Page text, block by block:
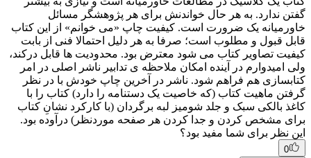
گفتن ندارد. به هر حال خواندنش برای هر پژوهشگر مسائل
خاورمیانه یک ضرورت است. کیفیت چاپ «می خوانم» از این کتاب
قابل قبول و مطلوب است؛ صرفا به هر دلیل احتمالا فنی از بابت
کیفیت تصاویر کتاب می شود معترض بود. محدودیت ها قابل درکند،
ولی امیدوارم در آینده امکان ملاحظه ی تدابیر ناشر اصلی در امر
کتابسازی هم فراهم شود. ناشر در آخرین چاپ خودش با در نظر
گرفتن ماهیت کتاب (که خاصیت یک دستنامه را دارد) کتاب را با
کاغذ بالکی سبک و جلد شومیز لبه برگردان (با کارکرد نشانِ کتاب
برای مشخص کردن و جدا کردن هر صفحه موردنظر) درآوده بود.
این نظر برای شما مفید بود؟
0